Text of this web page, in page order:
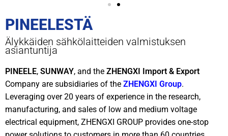
PINEELESTÄ
Älykkäiden sähkölaitteiden valmistuksen
asiantuntija
PINEELE, SUNWAY, and the ZHENGXI Import & Export
Company are subsidiaries of the ZHENGXI Group.
Leveraging over 20 years of experience in the research,
manufacturing, and sales of low and medium voltage
electrical equipment, ZHENGXI GROUP provides one-stop